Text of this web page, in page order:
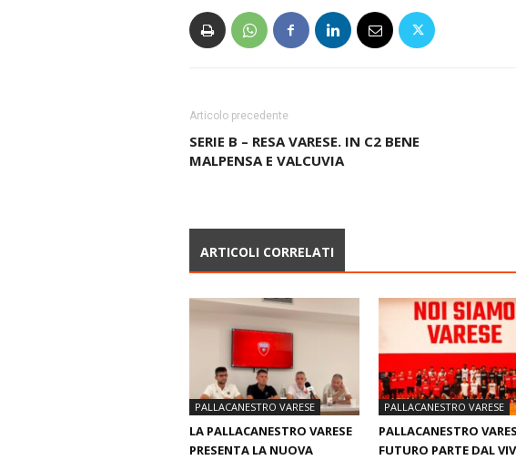
Articolo precedente
SERIE B – RESA VARESE. IN C2 BENE
MALPENSA E VALCUVIA
ARTICOLI CORRELATI
PALLACANESTRO VARESE
LA PALLACANESTRO VARESE
PRESENTA LA NUOVA
PALLACANESTRO VARESE
PALLACANESTRO
FUTURO PARTE DAL